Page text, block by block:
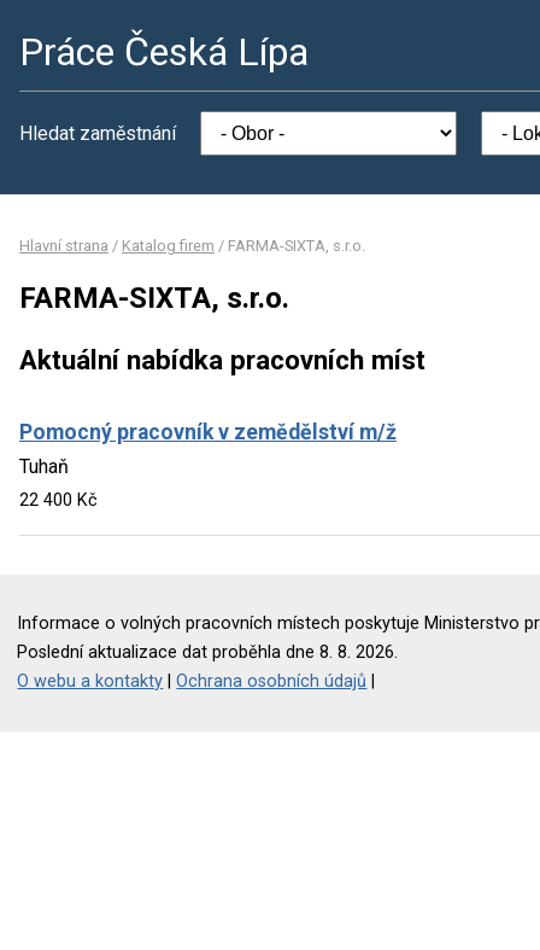
Práce Česká Lípa
Hledat zaměstnání
Hlavní strana / Katalog firem / FARMA-SIXTA, s.r.o.
FARMA-SIXTA, s.r.o.
Aktuální nabídka pracovních míst
Pomocný pracovník v zemědělství m/ž
Tuhaň
22 400 Kč
Informace o volných pracovních místech poskytuje Ministerstvo
Poslední aktualizace dat proběhla dne 8. 8. 2026.
O webu a kontakty |Ochrana osobních údajů